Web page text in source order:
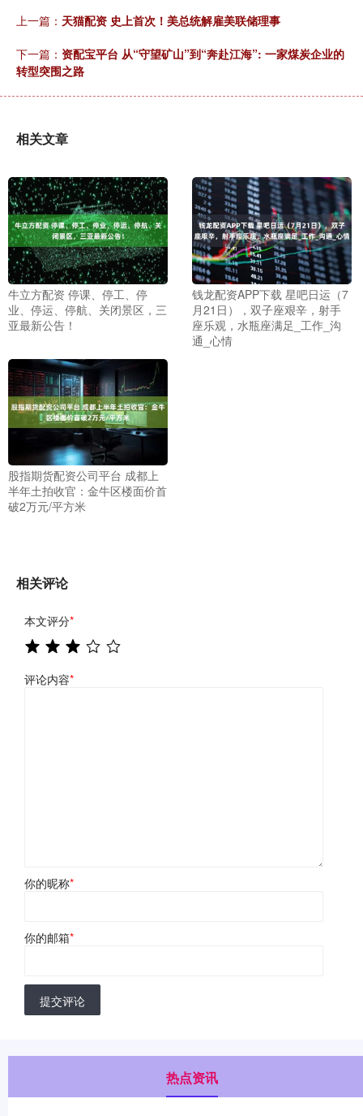
上一篇： 天猫配资 史上首次！美总统解雇美联储理事
下一篇： 资配宝平台 从“守望矿山”到“奔赴江海”: 一家煤炭企业的
转型突围之路
相关文章
牛立方配资 停课、停工、停
业、停运、停航、关闭景区，三
亚最新公告！
钱龙配资APP下载 星吧日运（7
月21日），双子座艰辛，射手
座乐观，水瓶座满足_工作_沟
通_心情
股指期货配资公司平台 成都上
半年土拍收官：金牛区楼面价首
破2万元/平方米
相关评论
本文评分*
评论内容*
你的昵称*
你的邮箱*
提交评论
热点资讯